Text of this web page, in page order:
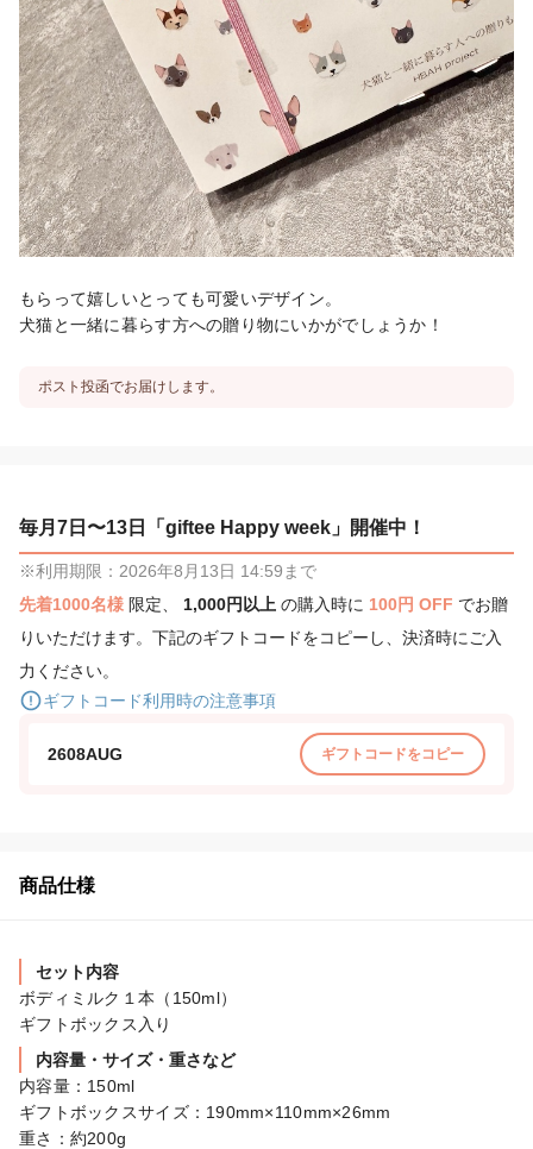
もらって嬉しいとっても可愛いデザイン。
犬猫と一緒に暮らす方への贈り物にいかがでしょうか！
ポスト投函でお届けします。
毎月7日〜13日「giftee Happy week」開催中！
※利用期限：2026年8月13日 14:59まで
先着1000名様 限定、 1,000円以上 の購入時に 100円 OFF でお贈
りいただけます。下記のギフトコードをコピーし、決済時にご入
力ください。
ギフトコード利用時の注意事項
2608AUG ギフトコードをコピー
商品仕様
セット内容
ボディミルク１本（150ml）
ギフトボックス入り
内容量・サイズ・重さなど
内容量：150ml
ギフトボックスサイズ：190mm×110mm×26mm
重さ：約200g